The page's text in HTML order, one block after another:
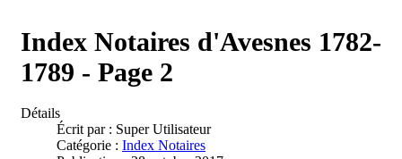
Index Notaires d'Avesnes 1782-
1789 - Page 2
Détails
Écrit par : Super Utilisateur
Catégorie : Index Notaires